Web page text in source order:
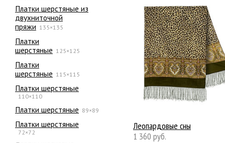
Платки шерстяные из
двухниточной
пряжи 135×135
Платки
шерстяные 125×125
Платки
шерстяные 115×115
Платки шерстяные
110×110
Платки шерстяные 89×89
Платки шерстяные
72×72
Леопардовые сны
1 360 руб.